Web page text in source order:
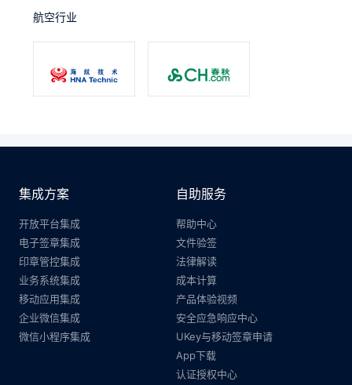
航空行业
集成方案
开放平台集成
电子签章集成
印章管控集成
业务系统集成
移动应用集成
企业微信集成
微信小程序集成
自助服务
帮助中心
文件验签
法律解读
成本计算
产品体验视频
安全应急响应中心
UKey与移动签章申请
App下载
认证授权中心